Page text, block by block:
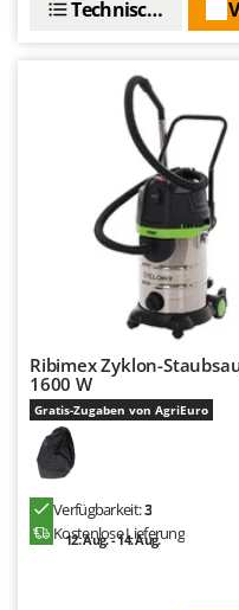
Technische Daten
Ribimex Zyklon-
1600 W
Gratis-Zugaben von AgriEuro
Verfügbarkeit:3
Kostenlose Lieferung
12. Aug. - 14. Aug.